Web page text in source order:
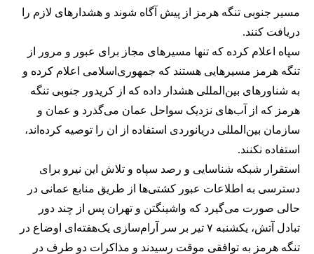
مسیر جنوبی تنگه هرمز از پیش آگاه شوند و هشدارهای لازم را
دریافت کنند.
سپاه اعلام کرده که تنها مسیرهای مجاز برای عبور و مرور از
تنگه هرمز مسیرهایی هستند که جمهوری‌اسلامی اعلام کرده و
به شناورهای بین‌المللی هشدار داده که از کریدور جنوبی تنگه
هرمز که از آب‌های نزدیک سواحل عمان می‌گذرد و عمان و
سازمان بین‌المللی دریانوردی استفاده از ان را توصیه کرده‌اند،
استفاده نکنند.
استقرار شبکه شناسایی و رصد سپاه و تلاش این نیرو برای
دسترسی به اطلاعات عبور کشتی‌ها از طریق منابع عمانی در
حالی صورت می‌گیرد که واشینگتن و تهران پس از چند دور
تبادل آتش، یکشنبه ۷ تیر بر سر آرام‌سازی یک‌هفته‌ای اوضاع در
تنگه هرمز به توافقی موقت رسیدند و مذاکرات دو طرف در